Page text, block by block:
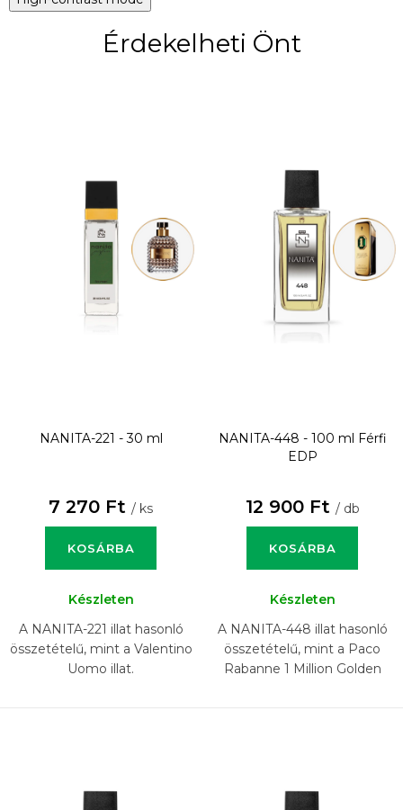
Érdekelheti Önt
NANITA-221 - 30 ml
7 270 Ft / ks
KOSÁRBA
Készleten
A NANITA-221 illat hasonló
összetételű, mint a Valentino
Uomo illat.
NANITA-448 - 100 ml
Férfi
EDP
12 900 Ft / db
KOSÁRBA
Készleten
A NANITA-448 illat hasonló
összetételű, mint a Paco
Rabanne 1 Million Golden